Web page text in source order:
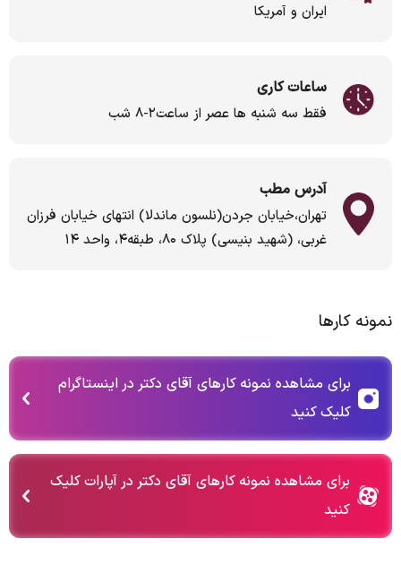
ایران و آمریکا
ساعات کاری
فقط سه شنبه ها عصر از ساعت۲-۸ شب
آدرس مطب
تهران،خیابان جردن(نلسون ماندلا) انتهای خیابان فرزان
غربی، (شهید بنیسی) پلاک ۸۰، طبقه۴، واحد ۱۴
نمونه کارها
برای مشاهده نمونه کارهای آقای دکتر در اینستاگرام
کلیک کنید
برای مشاهده نمونه کارهای آقای دکتر در آپارات کلیک
کنید